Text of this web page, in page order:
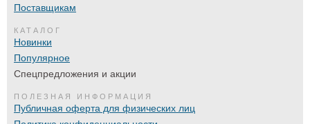
Поставщикам
КАТАЛОГ
Новинки
Популярное
Спецпредложения и акции
ПОЛЕЗНАЯ ИНФОРМАЦИЯ
Публичная оферта для физических лиц